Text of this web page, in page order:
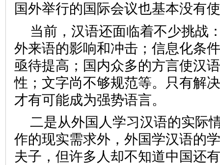
国外举行的国际会议也基本没有
当前，汉语还面临着不少挑战
外来语的影响和冲击；信息化条
亟待提高；国内众多的方言使汉
性；文字尚不够规范等。只有解
才有可能成为强势语言。
二是从外国人学习汉语的实际
作的现实需求外，外国学汉语的
夫子，但许多人却不知道中国还